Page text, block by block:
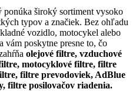
ponúka široký sortiment vysoko
typov a značiek. Bez ohľadu
vozidlo, motocykel alebo
vám poskytne presne to, čo
olejové filtre, vzduchové
motocyklové filtre, filtre
filtre prevodoviek, AdBlue
filtre posilovačov riadenia.